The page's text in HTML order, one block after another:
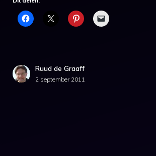
Ruud de Graaff
2 september 2011